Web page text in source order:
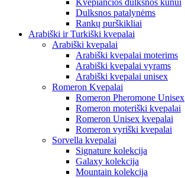
Dulksnos patalynėms
Rankų purškikliai
Arabiški ir Turkiški kvepalai
Arabiški kvepalai
Arabiški kvepalai moterims
Arabiški kvepalai vyrams
Arabiški kvepalai unisex
Romeron Kvepalai
Romeron Pheromone Unisex
Romeron moteriški kvepalai
Romeron Unisex kvepalai
Romeron vyriški kvepalai
Sorvella kvepalai
Signature kolekcija
Galaxy kolekcija
Mountain kolekcija